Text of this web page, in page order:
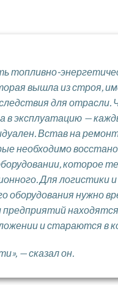
топливно-
вышла из строя,
для отрасли.
в эксплуатацию —
Встав на
необходимо
которое
Для логистики и
оборудования нужно
и стараются в
— сказал он.